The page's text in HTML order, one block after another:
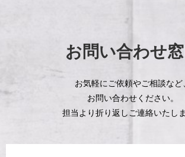
お問い合わせ窓
お気軽にご依頼やご相談など
お問い合わせください。
担当より折り返しご連絡いたしま